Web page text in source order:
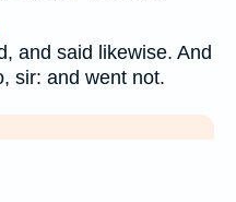
and said likewise. And
sir: and went not.